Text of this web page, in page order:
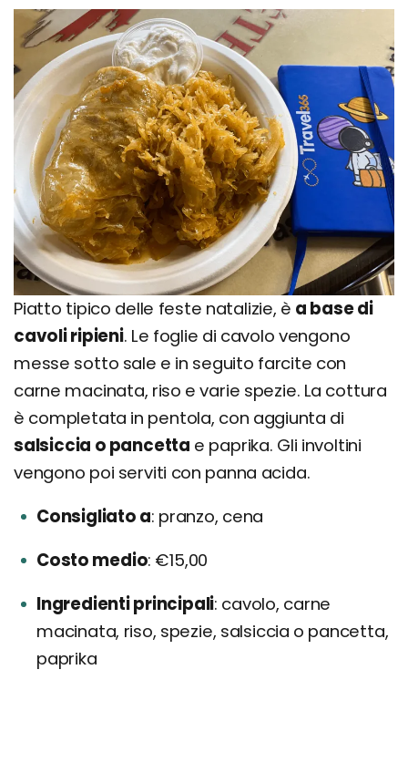
Piatto tipico delle feste natalizie, è a base di
cavoli ripieni. Le foglie di cavolo vengono
messe sotto sale e in seguito farcite con
carne macinata, riso e varie spezie. La cottura
è completata in pentola, con aggiunta di
salsiccia o pancetta e paprika. Gli involtini
vengono poi serviti con panna acida.
Consigliato a pranzo, cena
Costo medio €15,00
Ingredienti principali cavolo, carne
macinata, riso, spezie, salsiccia o pancetta,
paprika